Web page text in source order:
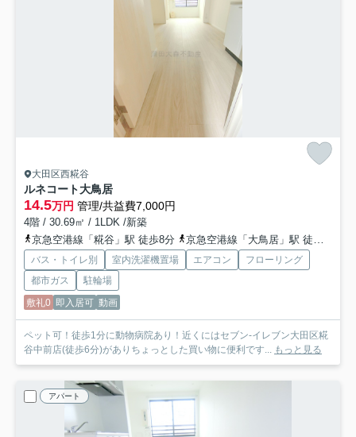
大田区西糀谷
ルネコート大鳥居
14.5万円 管理/共益費7,000円
4階 / 30.69㎡ / 1LDK /新築
京急空港線「糀谷」駅 徒歩8分
京急空港線「大鳥居」駅 徒歩5分
バス・トイレ別 室内洗濯機置場 エアコン
フローリング
都市ガス
駐輪場
敷礼0 即入居可 動画
ペット可！徒歩1分に動物病院あり！近くにはセブン-イレブン大田区糀
谷中前店(徒歩6分)がありちょっとした買い物に便利です... もっと見る
アパート